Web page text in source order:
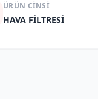
ÜRÜN CINSI
HAVA FİLTRESİ